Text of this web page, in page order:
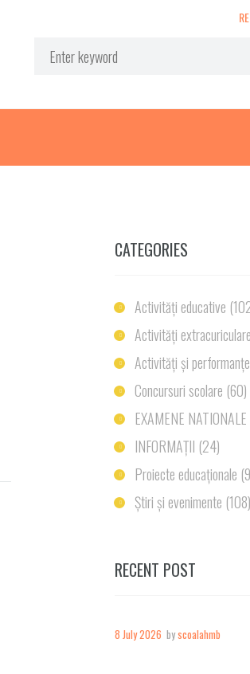
CATEGORIES
Activități educative
Activități extracuriculare
Activități și
Concursuri scolare (60)
EXAMENE NATIONALE
INFORMAȚII (24)
Proiecte educaționale
Știri și evenimente (108)
RECENT POST
8 July 2026 byscoalahmb